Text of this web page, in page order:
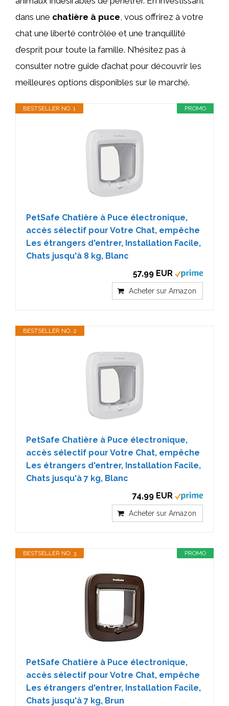
dans une chatière à puce , vous offrirez à votre
chat une liberté contrôlée et une tranquillité
d’esprit pour toute la famille. N’hésitez pas à
consulter notre guide d’achat pour découvrir les
meilleures options disponibles sur le marché.
PROMO
BESTSELLER NO. 1
PetSafe Chatière à Puce électronique,
accès sélectif pour Votre Chat, empêche
Les étrangers d'entrer, Installation Facile,
Chats jusqu'à 8 kg, Blanc
57,99 EUR
Acheter sur Amazon
BESTSELLER NO. 2
PetSafe Chatière à Puce électronique,
accès sélectif pour Votre Chat, empêche
Les étrangers d'entrer, Installation Facile,
Chats jusqu'à 7 kg, Blanc
74,99 EUR
Acheter sur Amazon
PROMO
BESTSELLER NO. 3
PetSafe Chatière à Puce électronique,
accès sélectif pour Votre Chat, empêche
Les étrangers d'entrer, Installation Facile,
Chats jusqu'à 7 kg, Brun